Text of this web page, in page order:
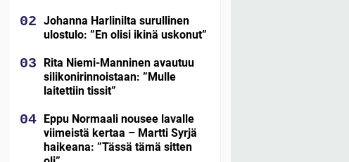
Johanna Harlinilta surullinen
ulostulo: ”En olisi ikinä uskonut”
Rita Niemi-Manninen avautuu
silikonirinnoistaan: ”Mulle
laitettiin tissit”
Eppu Normaali nousee lavalle
viimeistä kertaa – Martti Syrjä
haikeana: ”Tässä tämä sitten